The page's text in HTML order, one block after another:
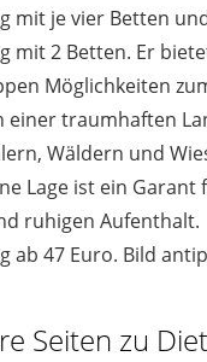
mit je vier Betten
mit 2 Betten. Er
Möglichkeiten
einer traumhaften
Wäldern und
Lage ist ein Garant
ruhigen Aufenthalt.
ab 47 Euro. Bild
Seiten zu